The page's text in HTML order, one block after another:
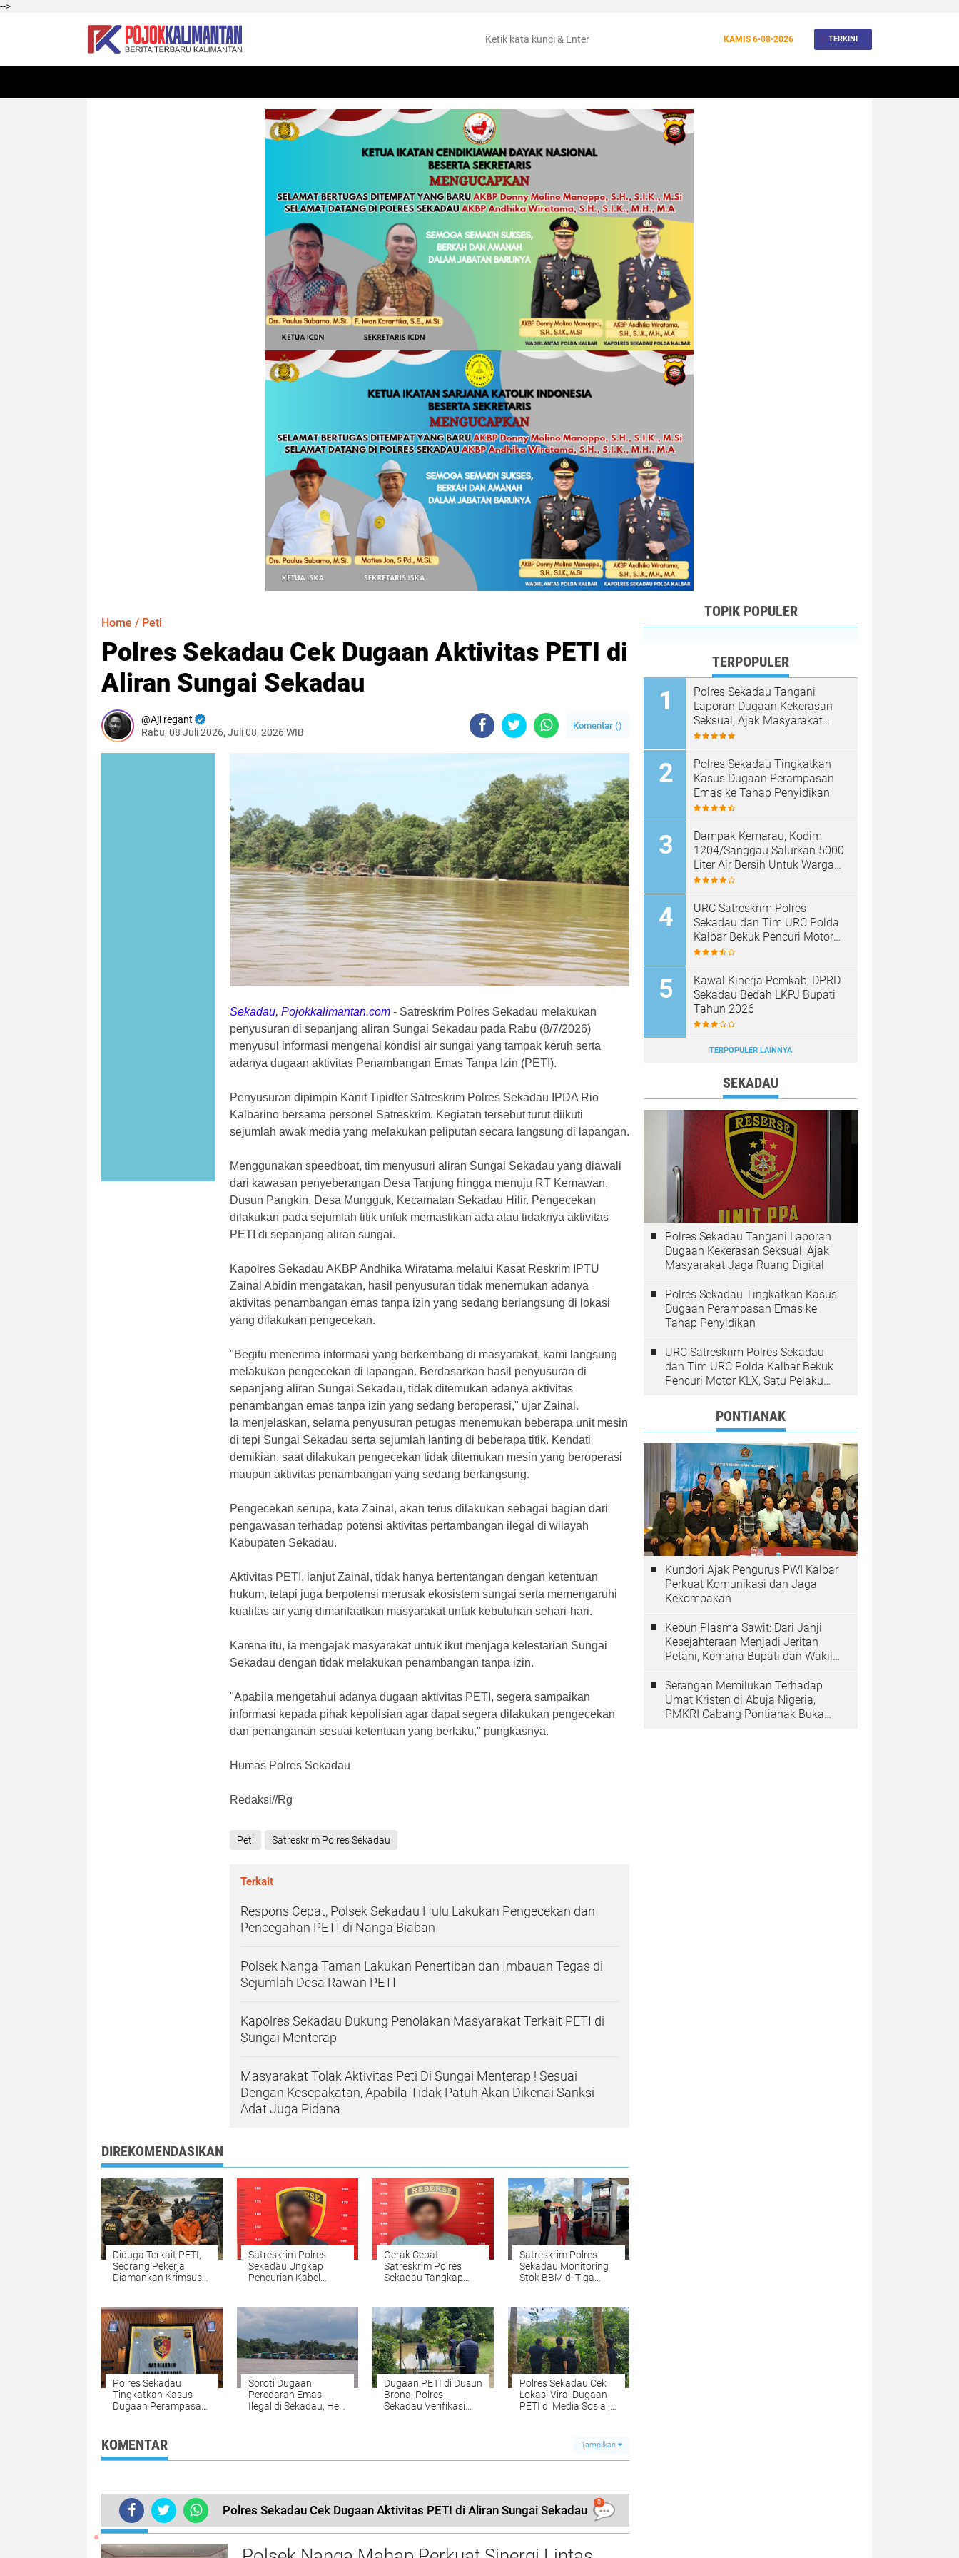
-->
KAMIS 6•08•2026 TERKINI
Home / Peti
Polres Sekadau Cek Dugaan Aktivitas PETI di
Aliran Sungai Sekadau
Aji regant
Rabu, 08 Juli 2026, Juli 08, 2026 WIB
Komentar ()
Sekadau, Pojokkalimantan.com - Satreskrim Polres Sekadau melakukan
penyusuran di sepanjang aliran Sungai Sekadau pada Rabu (8/7/2026)
menyusul informasi mengenai kondisi air sungai yang tampak keruh serta
adanya dugaan aktivitas Penambangan Emas Tanpa Izin (PETI).
Penyusuran dipimpin Kanit Tipidter Satreskrim Polres Sekadau IPDA Rio
Kalbarino bersama personel Satreskrim. Kegiatan tersebut turut diikuti
sejumlah awak media yang melakukan peliputan secara langsung di lapangan.
Menggunakan speedboat, tim menyusuri aliran Sungai Sekadau yang diawali
dari kawasan penyeberangan Desa Tanjung hingga menuju RT Kemawan,
Dusun Pangkin, Desa Mungguk, Kecamatan Sekadau Hilir. Pengecekan
dilakukan pada sejumlah titik untuk memastikan ada atau tidaknya aktivitas
PETI di sepanjang aliran sungai.
Kapolres Sekadau AKBP Andhika Wiratama melalui Kasat Reskrim IPTU
Zainal Abidin mengatakan, hasil penyusuran tidak menemukan adanya
aktivitas penambangan emas tanpa izin yang sedang berlangsung di lokasi
yang dilakukan pengecekan.
"Begitu menerima informasi yang berkembang di masyarakat, kami langsung
melakukan pengecekan di lapangan. Berdasarkan hasil penyusuran di
sepanjang aliran Sungai Sekadau, tidak ditemukan adanya aktivitas
penambangan emas tanpa izin yang sedang beroperasi," ujar Zainal.
Ia menjelaskan, selama penyusuran petugas menemukan beberapa unit mesin
di tepi Sungai Sekadau serta sejumlah lanting di beberapa titik. Kendati
demikian, saat dilakukan pengecekan tidak ditemukan mesin yang beroperasi
maupun aktivitas penambangan yang sedang berlangsung.
Pengecekan serupa, kata Zainal, akan terus dilakukan sebagai bagian dari
pengawasan terhadap potensi aktivitas pertambangan ilegal di wilayah
Kabupaten Sekadau.
Aktivitas PETI, lanjut Zainal, tidak hanya bertentangan dengan ketentuan
hukum, tetapi juga berpotensi merusak ekosistem sungai serta memengaruhi
kualitas air yang dimanfaatkan masyarakat untuk kebutuhan sehari-hari.
Karena itu, ia mengajak masyarakat untuk ikut menjaga kelestarian Sungai
Sekadau dengan tidak melakukan penambangan tanpa izin.
"Apabila mengetahui adanya dugaan aktivitas PETI, segera sampaikan
informasi kepada pihak kepolisian agar dapat segera dilakukan pengecekan
dan penanganan sesuai ketentuan yang berlaku," pungkasnya.
Humas Polres Sekadau
Redaksi//Rg
Peti Satreskrim Polres Sekadau
Terkait
Respons Cepat, Polsek Sekadau Hulu Lakukan Pengecekan dan
Pencegahan PETI di Nanga Biaban
Polsek Nanga Taman Lakukan Penertiban dan Imbauan Tegas di
Sejumlah Desa Rawan PETI
Kapolres Sekadau Dukung Penolakan Masyarakat Terkait PETI di
Sungai Menterap
Masyarakat Tolak Aktivitas Peti Di Sungai Menterap ! Sesuai
Dengan Kesepakatan, Apabila Tidak Patuh Akan Dikenai Sanksi
Adat Juga Pidana
DIREKOMENDASIKAN
Diduga Terkait PETI,
Seorang Pekerja
Diamankan Krimsus
Dibawa
Satreskrim Polres
Sekadau Ungkap
Pencurian Kabel
Gerak Cepat
Satreskrim Polres
Sekadau Tangkap
Kandung Hingga
Hamil
Satreskrim Polres
Sekadau Monitoring
Stok BBM di Tiga
Polres Sekadau
Tingkatkan Kasus
Dugaan Perampasan
Soroti Dugaan
Peredaran Emas
Ilegal di Sekadau, Heri
Dugaan PETI di Dusun
Brona, Polres
Sekadau Verifikasi
Polres Sekadau Cek
Lokasi Viral Dugaan
PETI di Media Sosial,
KOMENTAR Tampilkan
Polres Sekadau Cek Dugaan Aktivitas PETI di Aliran Sungai Sekadau
0
TERKINI
TOPIK POPULER
TERPOPULER
Polres Sekadau Tangani
Laporan Dugaan Kekerasan
Seksual, Ajak Masyarakat
Jaga Ruang Digital
Polres Sekadau Tingkatkan
Kasus Dugaan Perampasan
Emas ke Tahap Penyidikan
Dampak Kemarau, Kodim
1204/Sanggau Salurkan 5000
Liter Air Bersih Untuk Warga
Desa Entakai
URC Satreskrim Polres
Sekadau dan Tim URC Polda
Kalbar Bekuk Pencuri Motor
KLX, Satu Pelaku Masih
Kawal Kinerja Pemkab, DPRD
Sekadau Bedah LKPJ Bupati
Tahun 2026
TERPOPULER LAINNYA
SEKADAU
Polres Sekadau Tangani Laporan
Dugaan Kekerasan Seksual, Ajak
Masyarakat Jaga Ruang Digital
Polres Sekadau Tingkatkan Kasus
Dugaan Perampasan Emas ke
Tahap Penyidikan
URC Satreskrim Polres Sekadau
dan Tim URC Polda Kalbar Bekuk
Pencuri Motor KLX, Satu Pelaku
PONTIANAK
Kundori Ajak Pengurus PWI Kalbar
Perkuat Komunikasi dan Jaga
Kekompakan
Kebun Plasma Sawit: Dari Janji
Kesejahteraan Menjadi Jeritan
Petani, Kemana Bupati dan Wakil
Serangan Memilukan Terhadap
Umat Kristen di Abuja Nigeria,
PMKRI Cabang Pontianak Buka